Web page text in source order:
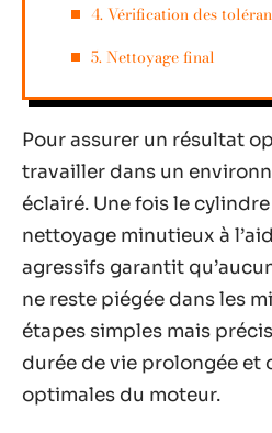
4. Vérification des
5. Nettoyage final
Pour assurer un résultat
travailler dans un
éclairé. Une fois le
nettoyage minutieux à
agressifs garantit
ne reste piégée dans les
étapes simples mais
durée de vie prolongée et
optimales du moteur.